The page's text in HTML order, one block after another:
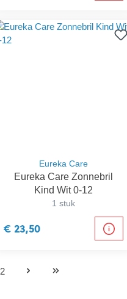
Eureka Care
Eureka Care Zonnebril
Kind Wit 0-12
1 stuk
€ 23,50
2